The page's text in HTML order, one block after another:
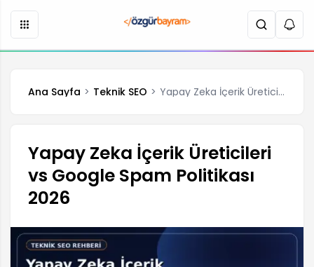
Ana Sayfa Teknik SEO Yapay Zeka İçerik Üreticileri vs Google Spam Politikası 2026
Yapay Zeka İçerik Üreticileri
vs Google Spam Politikası
2026